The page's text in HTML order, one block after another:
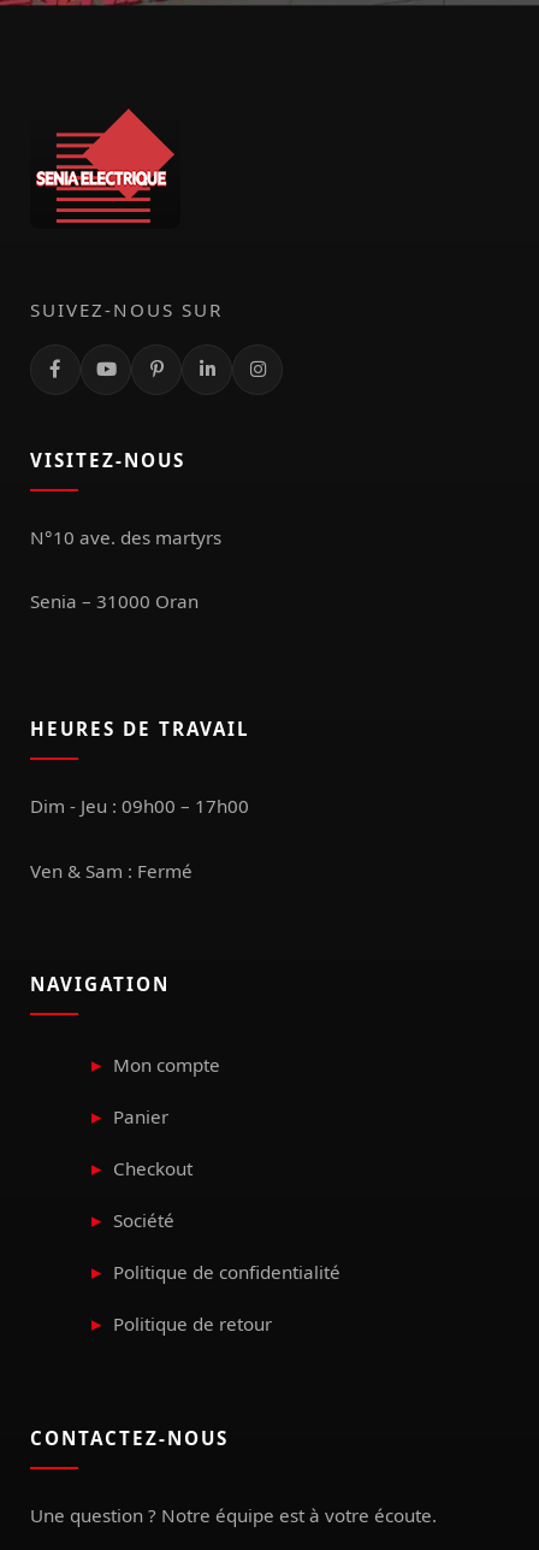
SUIVEZ-NOUS SUR
VISITEZ-NOUS
N°10 ave. des martyrs
Senia – 31000 Oran
HEURES DE TRAVAIL
Dim - Jeu : 09h00 – 17h00
Ven & Sam : Fermé
NAVIGATION
Mon compte
Panier
Checkout
Société
Politique de confidentialité
Politique de retour
CONTACTEZ-NOUS
Une question ? Notre équipe est à votre écoute.